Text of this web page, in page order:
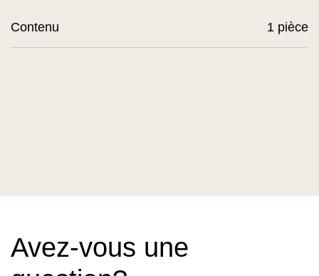
Contenu 1 pièce
Avez-vous une